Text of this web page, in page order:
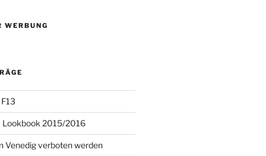
WERBUNG
Lookbook 2015/2016
Venedig verboten werden